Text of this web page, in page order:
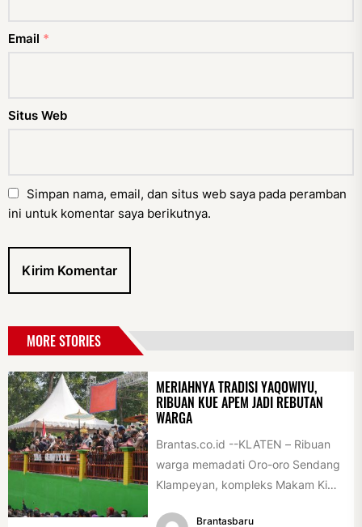
Email *
Situs Web
Simpan nama, email, dan situs web saya pada peramban
ini untuk komentar saya berikutnya.
MORE STORIES
MERIAHNYA TRADISI YAQOWIYU,
RIBUAN KUE APEM JADI REBUTAN
WARGA
Brantas.co.id --KLATEN – Ribuan
warga memadati Oro-oro Sendang
Klampeyan, kompleks Makam Ki
Brantasbaru